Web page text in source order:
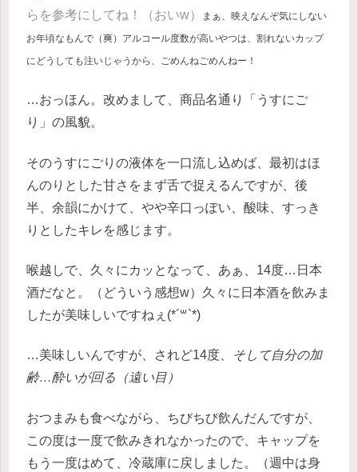
らを参考にしてね！（おいw）
まぁ、映えなんぞ気にしない
お年頃なもんで（爽）アルコール度数が高いやつは、割れないカップ
にどうしても注いじゃうから、ごめんねごめんねー！
…おっほん。改めまして、商品名通り「うすにご
り」の風貌。
そのうすにごりの液体を一口流し込めば、最初はほ
んのりとした甘さをまず舌で捉えるんですが、後
半、余韻にかけて、やや辛口っぽい、酸味、すっき
りとしたキレを感じます。
喉越しで、久々にカッとなって、あぁ、14度…日本
酒だなと。（どういう感想w）久々に日本酒を飲みま
したが美味しいですねぇ(*´꒳`*)
…美味しいんですが、されど14度、
そして自分の加
齢…酔いが回る（遠い目）
おつまみも食べながら、ちびちび飲んだんですが、
この度は一度で飲みきれなかったので、キャップを
もう一度はめて、冷蔵庫に戻しました。（週中は身